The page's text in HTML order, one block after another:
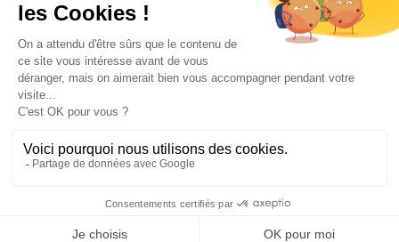
PRODUITS
NOTRE SOCIÉTÉ
VOTRE COMPTE
INFORMATIONS
Copyright © 2025 Molinel. Tout droit réservé.